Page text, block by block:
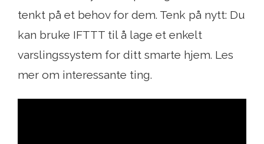
tenkt på et behov for dem. Tenk på nytt: Du
kan bruke IFTTT til å lage et enkelt
varslingssystem for ditt smarte hjem. Les
mer om interessante ting.